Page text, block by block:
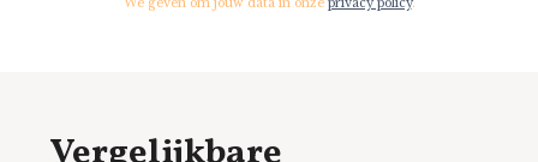
We geven om jouw data in onze privacy policy.